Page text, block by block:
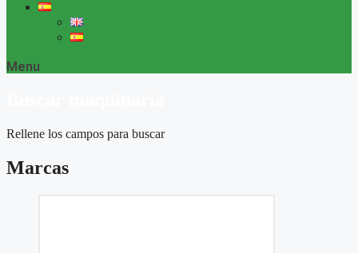
Menu
Rellene los campos para buscar
Marcas